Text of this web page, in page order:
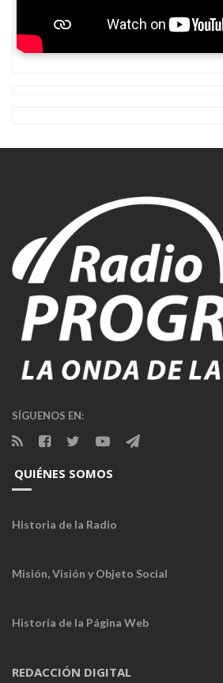
SÍGUENOS EN:
QUIÉNES SOMOS
Historia de la Radio
Misión, Visión y Objeto Social
Historia de la Página Web
REDACCIÓN DIGITAL